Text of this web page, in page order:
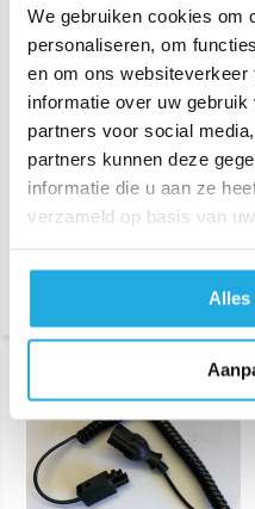
We gebruiken cookies om
personaliseren, om
en om ons
informatie over uw
partners voor social
partners kunnen deze
informatie die u aan ze
verzameld op basis van
Alles
85s
Industriële handnaaimachine
MP 85s
Met overlock functie en snij